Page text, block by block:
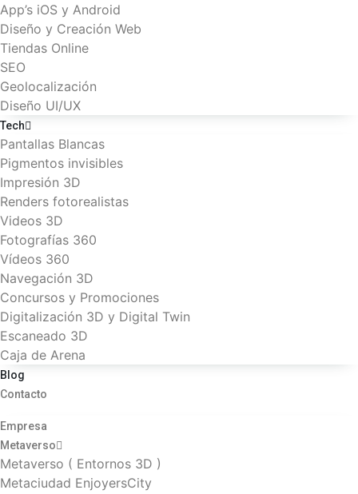
App’s iOS y Android
Diseño y Creación Web
Tiendas Online
SEO
Geolocalización
Diseño UI/UX
Tech
Pantallas Blancas
Pigmentos invisibles
Impresión 3D
Renders fotorealistas
Videos 3D
Fotografías 360
Vídeos 360
Navegación 3D
Concursos y Promociones
Digitalización 3D y Digital Twin
Escaneado 3D
Caja de Arena
Blog
Contacto
Empresa
Metaverso
Metaverso ( Entornos 3D )
Metaciudad EnjoyersCity